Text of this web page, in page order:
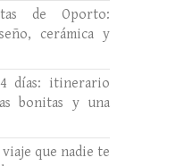
de Oporto:
cerámica y
días: itinerario
bonitas y una
que nadie te